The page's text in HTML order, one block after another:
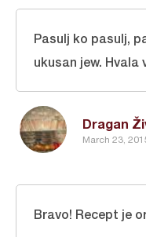
Dragan
March 23,
Pasulj ko pasulj,
ukusan jew.
Bravo! Recept je